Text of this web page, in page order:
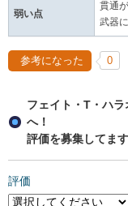
弱い点
貫通
武器
参考になった 0
フェイト・T・ハ
へ！
評価を募集してます
評価